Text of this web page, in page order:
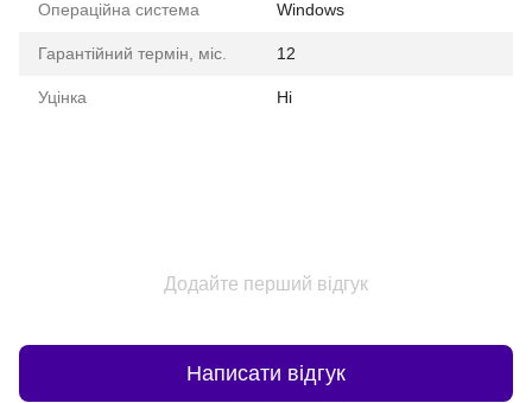
Операційна система Windows
Гарантійний термін, міс. 12
Уцінка Ні
Додайте перший відгук
Написати відгук